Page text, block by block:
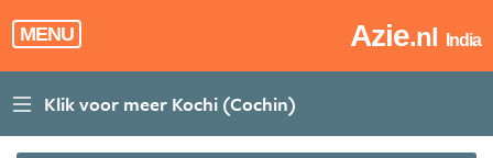
MENU Azie.nl India